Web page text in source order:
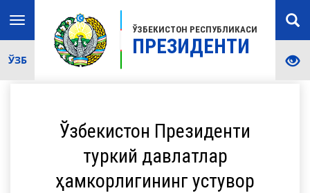
ЎЗБЕКИСТОН РЕСПУБЛИКАСИ
ПРЕЗИДЕНТИ
Toggle
navigation
ЎЗБ
Ўзбекистон Президенти
туркий давлатлар
ҳамкорлигининг устувор